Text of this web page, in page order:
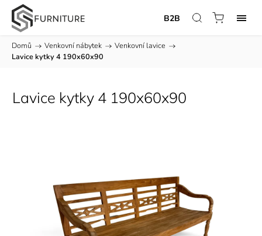
B2B
Domů / Venkovní nábytek / Venkovní lavice /
Lavice kytky 4 190x60x90
Lavice kytky 4 190x60x90